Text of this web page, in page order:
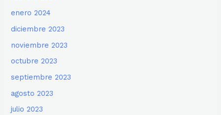
enero 2024
diciembre 2023
noviembre 2023
octubre 2023
septiembre 2023
agosto 2023
julio 2023